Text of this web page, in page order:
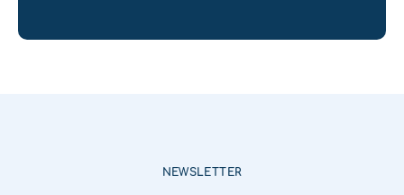
NEWSLETTER